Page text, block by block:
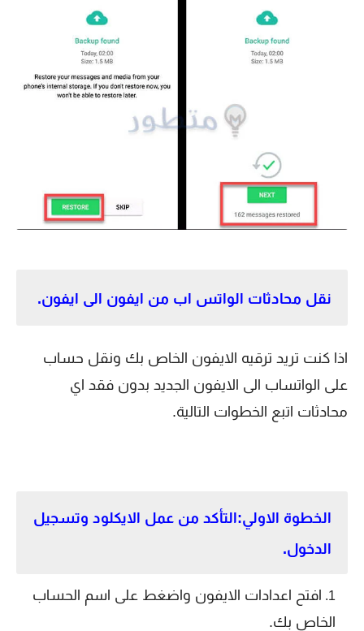
نقل محادثات الواتس اب من ايفون الى ايفون.
اذا كنت تريد ترقيه الايفون الخاص بك ونقل حساب
على الواتساب الى الايفون الجديد بدون فقد اي
محادثات اتبع الخطوات التالية.
الخطوة الاولي:التأكد من عمل الايكلود وتسجيل
الدخول.
افتح اعدادات الايفون واضغط على اسم الحساب
الخاص بك.